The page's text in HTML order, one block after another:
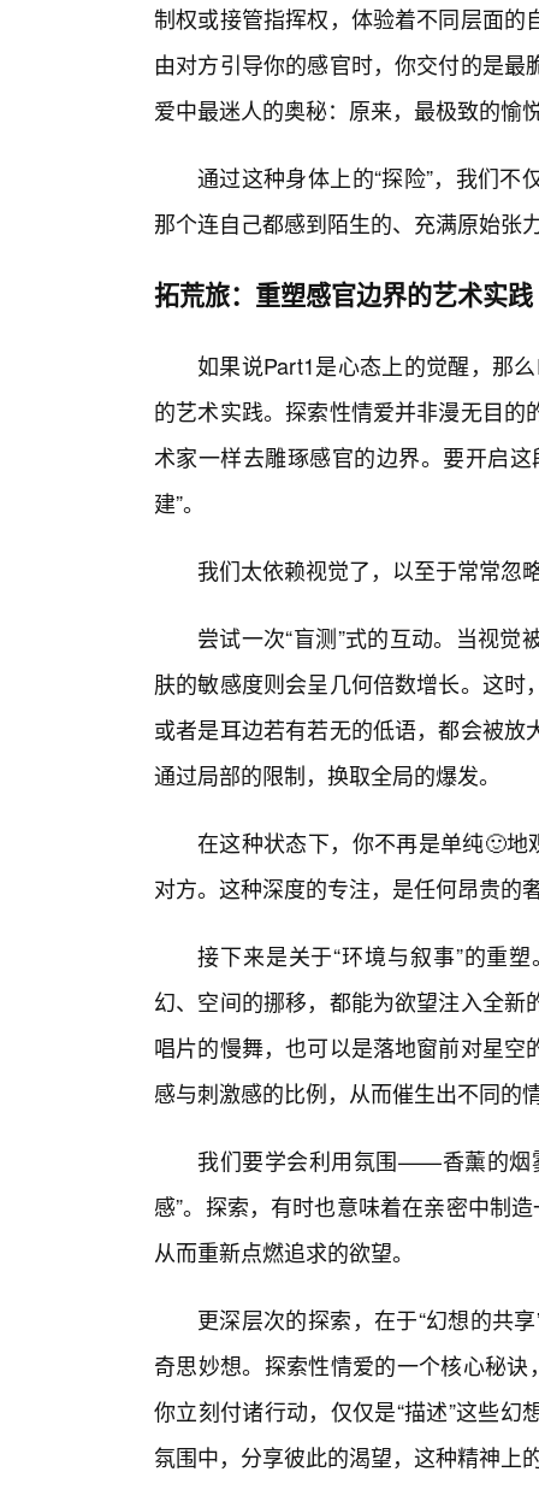
制权或接管指挥权，体验着不同层面
由对方引导你的感官时，你交付的是
爱中最迷人的奥秘：原来，最极致的愉
通过这种身体上的“探险”，我们
那个连自己都感到陌生的、充满原始张
拓荒旅：重塑感官边界的艺术实践
如果说Part1是心态上的觉醒，那
的艺术实践。探索性情爱并非漫无目
术家一样去雕琢感官的边界。要开启
建”。
我们太依赖视觉了，以至于常常忽
尝试一次“盲测”式的互动。当视
肤的敏感度则会呈几何倍数增长。这
或者是耳边若有若无的低语，都会被
通过局部的限制，换取全局的爆发。
在这种状态下，你不再是单纯🙂地
对方。这种深度的专注，是任何昂贵的
接下来是关于“环境与叙事”的重
幻、空间的挪移，都能为欲望注入全
唱片的慢舞，也可以是落地窗前对星
感与刺激感的比例，从而催生出不同的
我们要学会利用氛围——香薰的烟
感”。探索，有时也意味着在亲密中制
从而重新点燃追求的欲望。
更深层次的探索，在于“幻想的共
奇思妙想。探索性情爱的一个核心秘
你立刻付诸行动，仅仅是“描述”这些
氛围中，分享彼此的渴望，这种精神上